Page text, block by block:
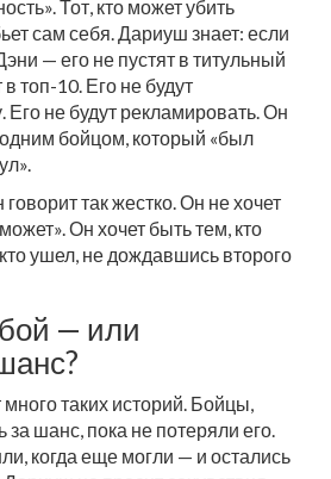
Тот, кто может убить
сам себя. Дариуш знает: если
— его не пустят в титульный
топ-10. Его не будут
не будут рекламировать. Он
бойцом, который «был
так жестко. Он не хочет
Он хочет быть тем, кто
ушел, не дождавшись второго
— или
таких историй. Бойцы,
шанс, пока не потеряли его.
когда еще могли — и остались